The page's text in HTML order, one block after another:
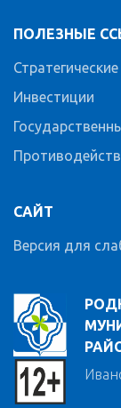
ПОЛЕЗНЫЕ
Инвестиции
САЙТ
Версия для